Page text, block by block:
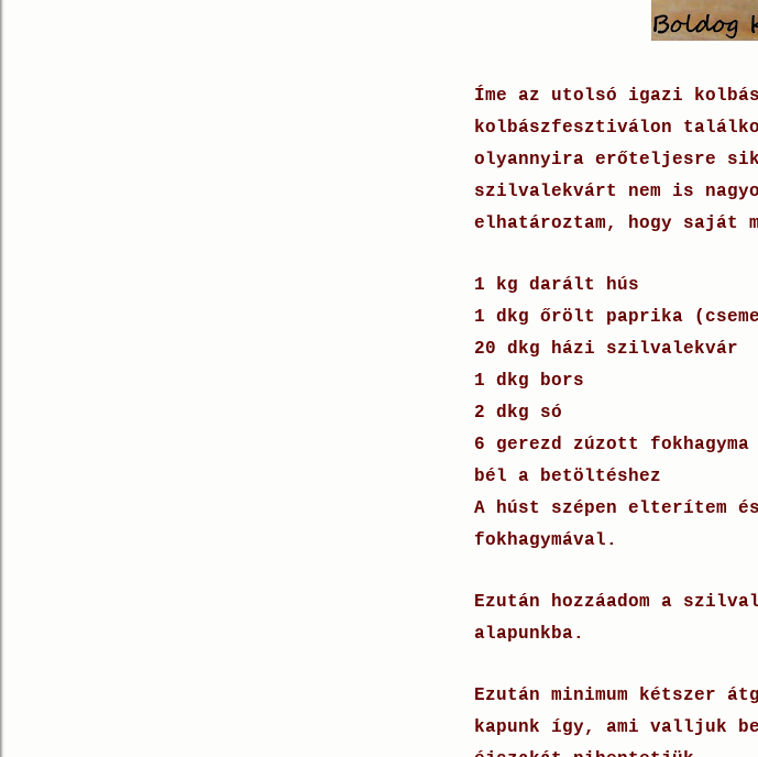
Íme az utolsó igazi
kolbászfesztiválon
olyannyira erőteljesre
szilvalekvárt nem is
elhatároztam, hogy saját
1 kg darált hús
1 dkg őrölt paprika
20 dkg házi szilvalekvár
1 dkg bors
2 dkg só
6 gerezd zúzott fokhagyma
bél a betöltéshez
A húst szépen elterítem
fokhagymával.
Ezután hozzáadom a
alapunkba.
Ezután minimum kétszer
kapunk így, ami valljuk